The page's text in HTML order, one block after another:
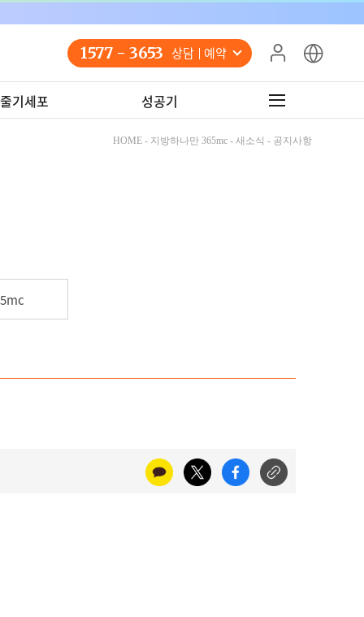
1577 - 3653 상담 예약
기세포 성공기
HOME - 지방하나만 365mc - 새소식 - 공지사항